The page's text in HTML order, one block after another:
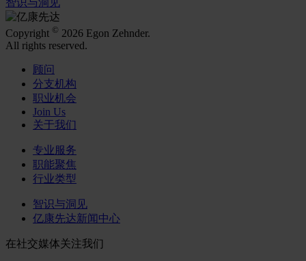
Copyright © 2026 Egon Zehnder.
All rights reserved.
顾问
分支机构
职业机会
Join Us
关于我们
专业服务
职能聚焦
行业类型
智识与洞见
亿康先达新闻中心
在社交媒体关注我们